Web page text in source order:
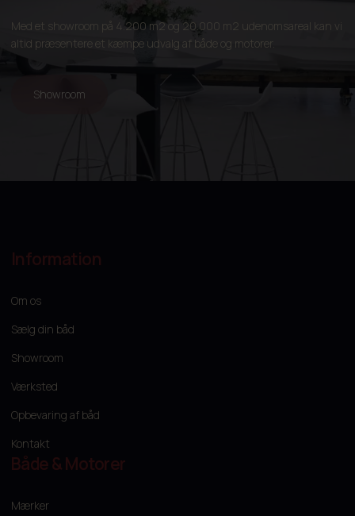
Med et showroom på 4.200 m2 og 20.000 m2 udenomsareal kan vi
altid præsentere et kæmpe udvalg af både og motorer.
Showroom
Information
Om os
Sælg din båd
Showroom
Værksted
Opbevaring af båd
Kontakt
Både & Motorer
Mærker